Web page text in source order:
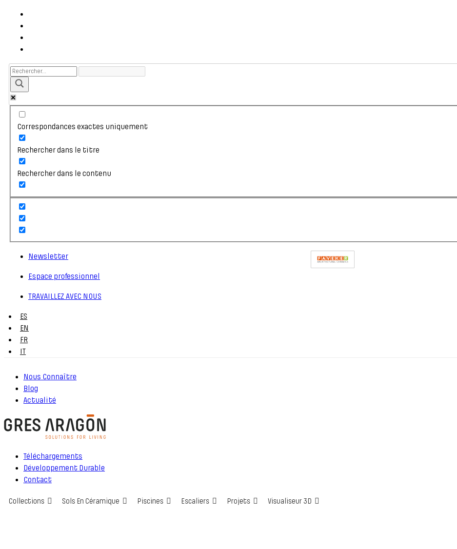
Correspondances exactes uniquement
Rechercher dans le titre
Rechercher dans le contenu
Newsletter
Espace professionnel
TRAVAILLEZ AVEC NOUS
ES
EN
FR
IT
Nous Connaître
Blog
Actualité
Téléchargements
Développement Durable
Contact
Collections Sols En Céramique Piscines Escaliers Projets Visualiseur 3D